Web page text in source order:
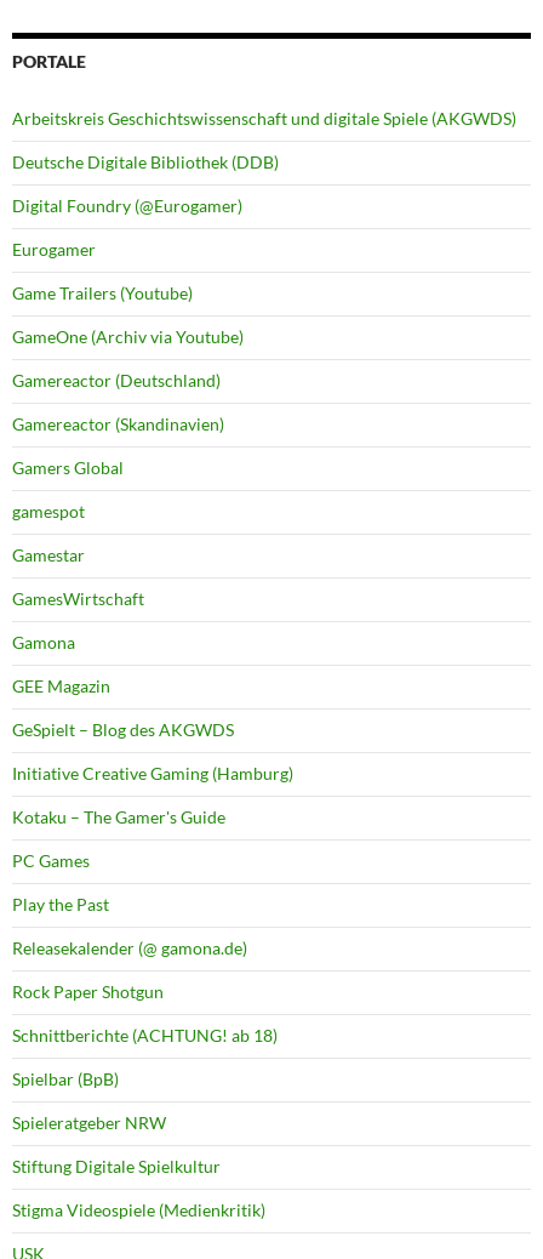
PORTALE
Arbeitskreis Geschichtswissenschaft und digitale Spiele (AKGWDS)
Deutsche Digitale Bibliothek (DDB)
Digital Foundry (@Eurogamer)
Eurogamer
Game Trailers (Youtube)
GameOne (Archiv via Youtube)
Gamereactor (Deutschland)
Gamereactor (Skandinavien)
Gamers Global
gamespot
Gamestar
GamesWirtschaft
Gamona
GEE Magazin
GeSpielt – Blog des AKGWDS
Initiative Creative Gaming (Hamburg)
Kotaku – The Gamer's Guide
PC Games
Play the Past
Releasekalender (@ gamona.de)
Rock Paper Shotgun
Schnittberichte (ACHTUNG! ab 18)
Spielbar (BpB)
Spieleratgeber NRW
Stiftung Digitale Spielkultur
Stigma Videospiele (Medienkritik)
USK